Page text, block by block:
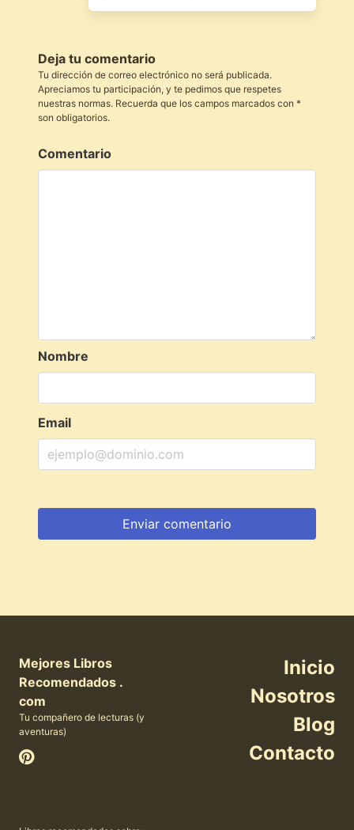
Deja tu comentario
Tu dirección de correo electrónico no será publicada.
Apreciamos tu participación, y te pedimos que respetes
nuestras normas. Recuerda que los campos marcados con *
son obligatorios.
Comentario
Nombre
Email
Mejores Libros
Recomendados .
com
Tu compañero de lecturas (y
aventuras)
Inicio
Nosotros
Blog
Contacto